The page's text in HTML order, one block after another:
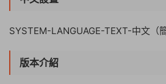
SYSTEM-LANGUAGE-TEXT-中文（簡
版本介紹